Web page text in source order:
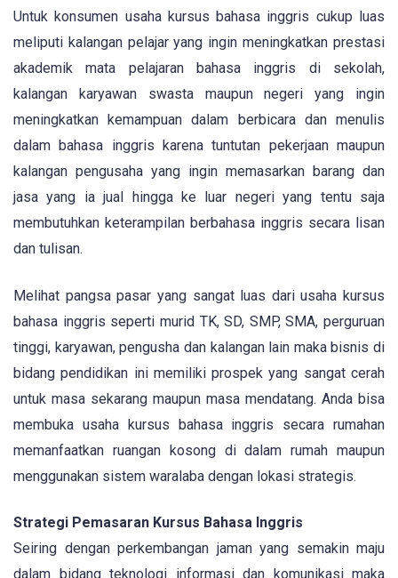
Untuk konsumen usaha kursus bahasa inggris cukup luas
meliputi kalangan pelajar yang ingin meningkatkan prestasi
akademik mata pelajaran bahasa inggris di sekolah,
kalangan karyawan swasta maupun negeri yang ingin
meningkatkan kemampuan dalam berbicara dan menulis
dalam bahasa inggris karena tuntutan pekerjaan maupun
kalangan pengusaha yang ingin memasarkan barang dan
jasa yang ia jual hingga ke luar negeri yang tentu saja
membutuhkan keterampilan berbahasa inggris secara lisan
dan tulisan.
Melihat pangsa pasar yang sangat luas dari usaha kursus
bahasa inggris seperti murid TK, SD, SMP, SMA, perguruan
tinggi, karyawan, pengusha dan kalangan lain maka bisnis di
bidang pendidikan ini memiliki prospek yang sangat cerah
untuk masa sekarang maupun masa mendatang. Anda bisa
membuka usaha kursus bahasa inggris secara rumahan
memanfaatkan ruangan kosong di dalam rumah maupun
menggunakan sistem waralaba dengan lokasi strategis.
Strategi Pemasaran Kursus Bahasa Inggris
Seiring dengan perkembangan jaman yang semakin maju
dalam bidang teknologi informasi dan komunikasi maka